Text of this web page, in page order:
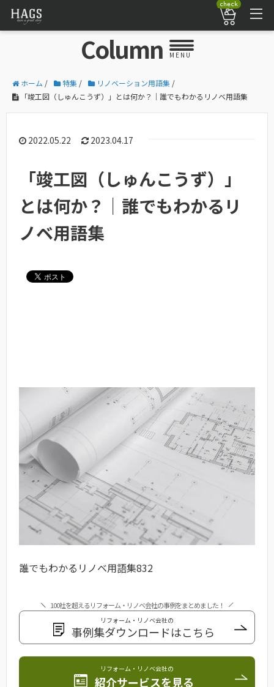
check
Column MENU
ホーム / 特集 / リノベーション用語集 /
「竣工図（しゅんこうず）」とは何か？｜誰でもわかるリノベ用語集
2022.05.22 2023.04.17
「竣工図（しゅんこうず）」
とは何か？｜誰でもわかるリ
ノベ用語集
誰でもわかるリノベ用語集832
100社を超えるリフォーム・リノベ会社の事例をまとめました！
リフォーム・リノベ会社の
事例集ダウンロードはこちら
リフォーム・リノベ会社の
紹介サービスを見る